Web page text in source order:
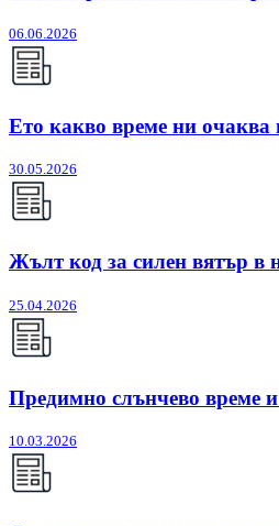
06.06.2026
Ето какво време ни очаква
30.05.2026
Жълт код за силен вятър в
25.04.2026
Предимно слънчево време и
10.03.2026